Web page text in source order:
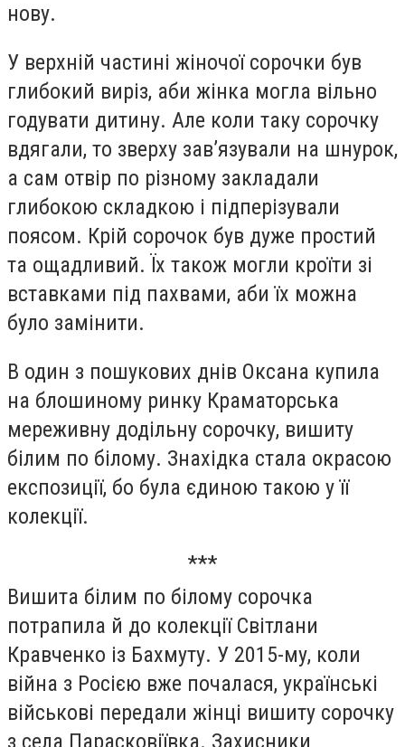
нову.
У верхній частині жіночої сорочки був
глибокий виріз, аби жінка могла вільно
годувати дитину. Але коли таку сорочку
вдягали, то зверху завʼязували на шнурок,
а сам отвір по різному закладали
глибокою складкою і підперізували
поясом. Крій сорочок був дуже простий
та ощадливий. Їх також могли кроїти зі
вставками під пахвами, аби їх можна
було замінити.
В один з пошукових днів Оксана купила
на блошиному ринку Краматорська
мереживну додільну сорочку, вишиту
білим по білому. Знахідка стала окрасою
експозиції, бо була єдиною такою у її
колекції.
***
Вишита білим по білому сорочка
потрапила й до колекції Світлани
Кравченко із Бахмуту. У 2015-му, коли
війна з Росією вже почалася, українські
військові передали жінці вишиту сорочку
з села Парасковіївка. Захисники